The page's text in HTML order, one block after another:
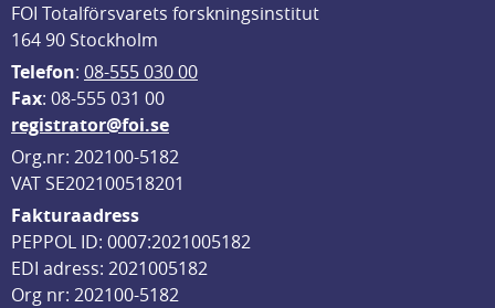
FOI Totalförsvarets forskningsinstitut
164 90 Stockholm
Telefon: 08-555 030 00
Fax: 08-555 031 00
registrator@foi.se
Org.nr: 202100-5182
VAT SE202100518201
Fakturaadress
PEPPOL ID: 0007:2021005182
EDI adress: 2021005182
Org nr: 202100-5182